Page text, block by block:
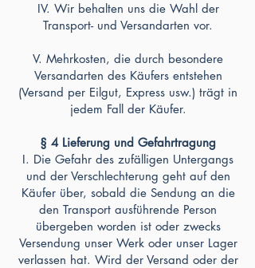
IV. Wir behalten uns die Wahl der
Transport- und Versandarten vor.
V. Mehrkosten, die durch besondere
Versandarten des Käufers entstehen
(Versand per Eilgut, Express usw.) trägt in
jedem Fall der Käufer.
§ 4 Lieferung und Gefahrtragung
I. Die Gefahr des zufälligen Untergangs
und der Verschlechterung geht auf den
Käufer über, sobald die Sendung an die
den Transport ausführende Person
übergeben worden ist oder zwecks
Versendung unser Werk oder unser Lager
verlassen hat. Wird der Versand oder der